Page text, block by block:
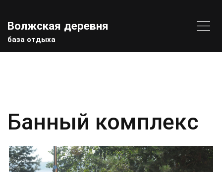
Волжская деревня
база отдыха
Банный комплекс